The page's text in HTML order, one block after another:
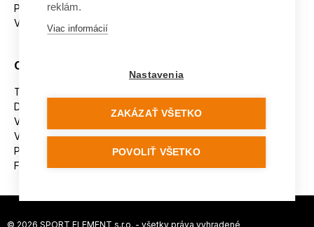
Platba
Výmena a vrátenie tovaru
Ostatné
Tabuľka veľkostí
Doporučená dĺžka lyží
Vypaľovanie papúč
Veľkosti skeletu lyžiarok
Platforma na riešenie sporov online (ODR)
Formulár na odstúpenie od zmluvy
© 2026 SPORT ELEMENT s.r.o. - všetky práva vyhradené
reklám.
Viac informácií
Nastavenia
ZAKÁZAŤ VŠETKO
POVOLIŤ VŠETKO